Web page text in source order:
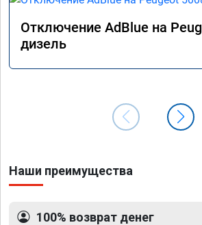
Отключение AdBlue на
дизель
Наши преимущества
100% возврат денег